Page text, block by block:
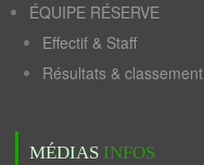
ÉQUIPE RÉSERVE
Effectif & Staff
Résultats & classement
MÉDIAS INFOS